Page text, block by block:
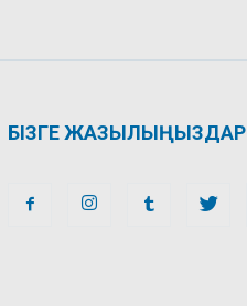
БІЗГЕ ЖАЗЫЛЫҢЫЗДАР